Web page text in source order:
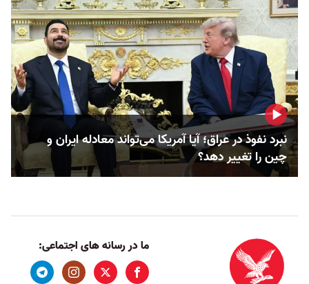
نبرد نفوذ در عراق؛ آیا آمریکا می‌تواند معادله ایران و
چین را تغییر دهد؟
ما در رسانه های اجتماعی: